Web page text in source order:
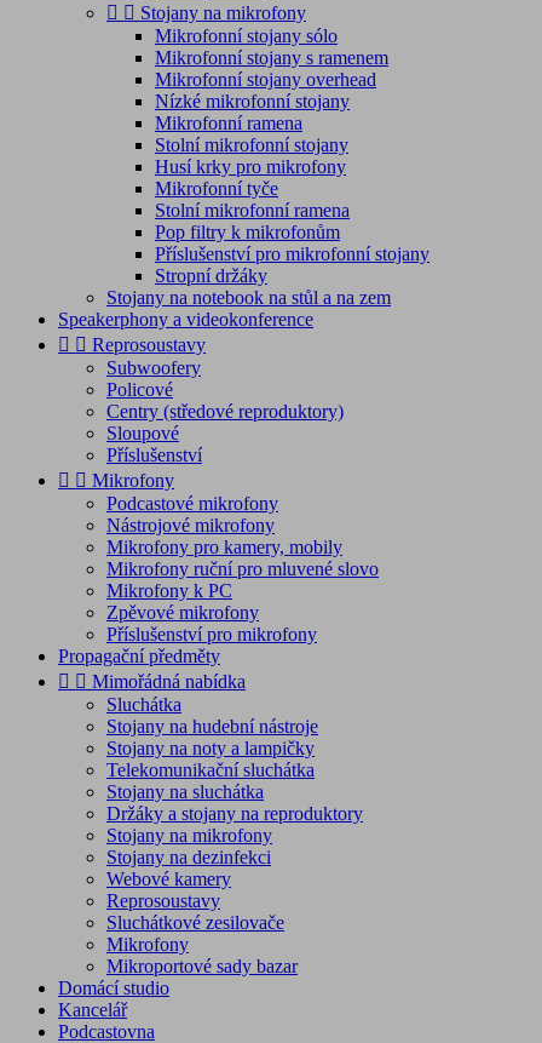
  Stojany na mikrofony
Mikrofonní stojany sólo
Mikrofonní stojany s ramenem
Mikrofonní stojany overhead
Nízké mikrofonní stojany
Mikrofonní ramena
Stolní mikrofonní stojany
Husí krky pro mikrofony
Mikrofonní tyče
Stolní mikrofonní ramena
Pop filtry k mikrofonům
Příslušenství pro mikrofonní stojany
Stropní držáky
Stojany na notebook na stůl a na zem
Speakerphony a videokonference
  Reprosoustavy
Subwoofery
Policové
Centry (středové reproduktory)
Sloupové
Příslušenství
  Mikrofony
Podcastové mikrofony
Nástrojové mikrofony
Mikrofony pro kamery, mobily
Mikrofony ruční pro mluvené slovo
Mikrofony k PC
Zpěvové mikrofony
Příslušenství pro mikrofony
Propagační předměty
  Mimořádná nabídka
Sluchátka
Stojany na hudební nástroje
Stojany na noty a lampičky
Telekomunikační sluchátka
Stojany na sluchátka
Držáky a stojany na reproduktory
Stojany na mikrofony
Stojany na dezinfekci
Webové kamery
Reprosoustavy
Sluchátkové zesilovače
Mikrofony
Mikroportové sady bazar
Domácí studio
Kancelář
Podcastovna